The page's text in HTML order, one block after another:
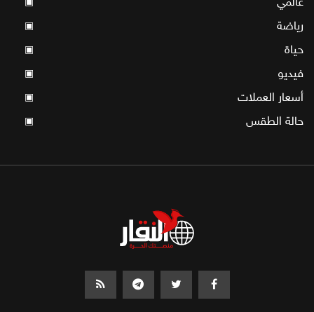
رياضة ▣
حياة ▣
فيديو ▣
أسعار العملات ▣
حالة الطقس ▣